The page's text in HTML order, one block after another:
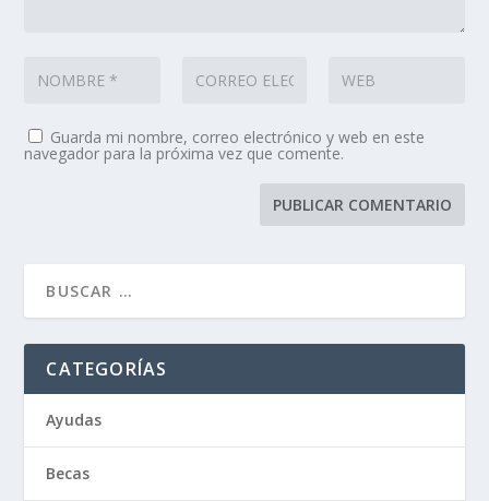
Guarda mi nombre, correo electrónico y web en este
navegador para la próxima vez que comente.
CATEGORÍAS
Ayudas
Becas